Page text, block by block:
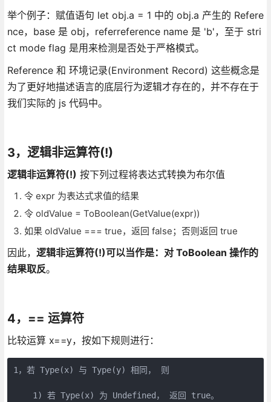
举个例子：赋值语句 let obj.a = 1 中的 obj.a 产生的 Refere
nce，base 是 obj，referreference name 是 'b'，至于 stri
ct mode flag 是用来检测是否处于严格模式。
Reference 和 环境记录(Environment Record) 这些概念是
为了更好地描述语言的底层行为逻辑才存在的，并不存在于
我们实际的 js 代码中。
3，逻辑非运算符(!)
逻辑非运算符(!) 按下列过程将表达式转换为布尔值
令 expr 为表达式求值的结果
令 oldValue = ToBoolean(GetValue(expr))
如果 oldValue === true，返回 false；否则返回 true
因此， 逻辑非运算符(!)可以当作是：对 ToBoolean 操作的
结果取反。
4，== 运算符
比较运算 x==y，按如下规则进行：
1，若 Type(x) 与 Type(y) 相同， 则
    1) 若 Type(x) 为 Undefined， 返回 true。